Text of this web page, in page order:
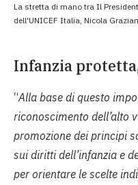
La stretta di mano tra Il
dell'UNICEF Italia, Nicola
Infanzia
“Alla base di questo
riconoscimento dell’alto
promozione dei principi
sui diritti dell’infanzia e
per orientare le scelte